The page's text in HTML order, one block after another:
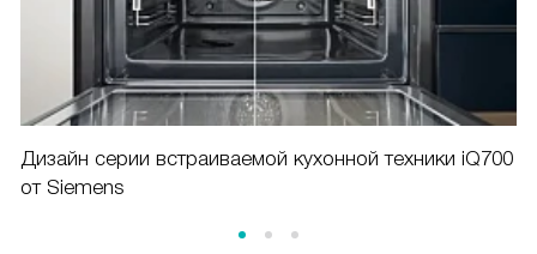
Дизайн серии встраиваемой кухонной техники iQ700
от Siemens